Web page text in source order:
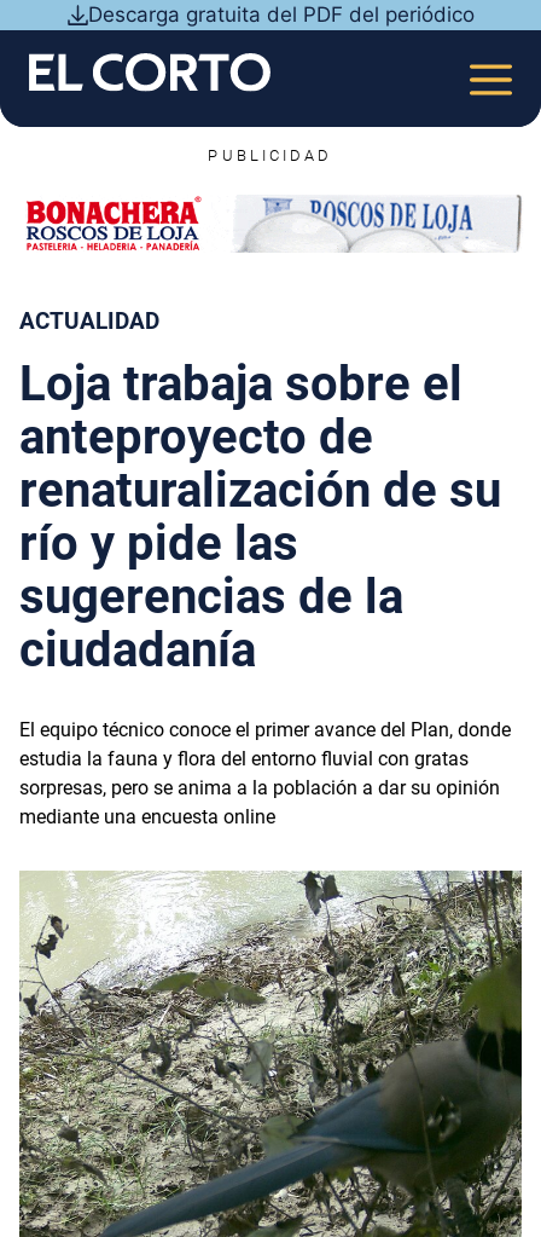
contenido
Descarga gratuita del PDF del periódico
PUBLICIDAD
ACTUALIDAD
Loja trabaja sobre el
anteproyecto de
renaturalización de su
río y pide las
sugerencias de la
ciudadanía
El equipo técnico conoce el primer avance del Plan, donde
estudia la fauna y flora del entorno fluvial con gratas
sorpresas, pero se anima a la población a dar su opinión
mediante una encuesta online